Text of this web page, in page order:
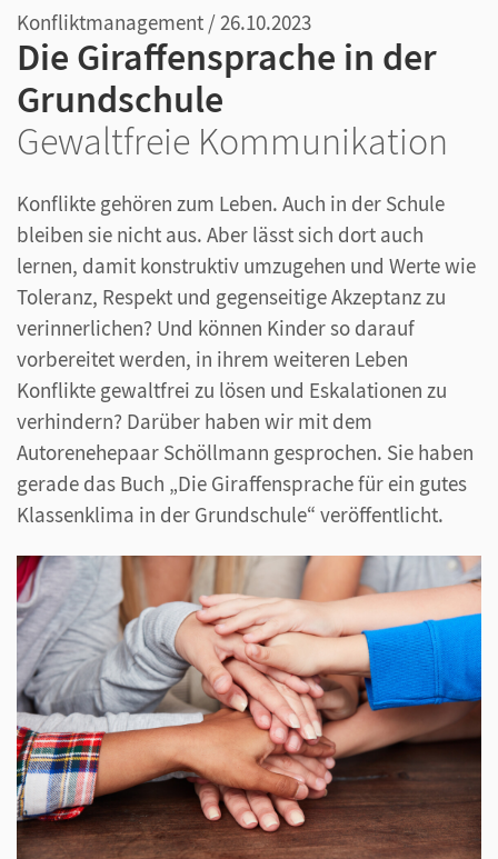
Konfliktmanagement / 26.10.2023
Die Giraffensprache in der
Grundschule
Gewaltfreie Kommunikation
Konflikte gehören zum Leben. Auch in der Schule
bleiben sie nicht aus. Aber lässt sich dort auch
lernen, damit konstruktiv umzugehen und Werte wie
Toleranz, Respekt und gegenseitige Akzeptanz zu
verinnerlichen? Und können Kinder so darauf
vorbereitet werden, in ihrem weiteren Leben
Konflikte gewaltfrei zu lösen und Eskalationen zu
verhindern? Darüber haben wir mit dem
Autorenehepaar Schöllmann gesprochen. Sie haben
gerade das Buch „Die Giraffensprache für ein gutes
Klassenklima in der Grundschule“ veröffentlicht.